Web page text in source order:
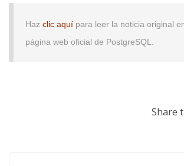
Haz clic aquí para leer la noticia original
página web oficial de PostgreSQL.
Share